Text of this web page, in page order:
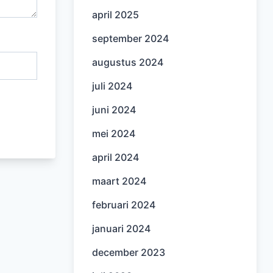
april 2025
september 2024
augustus 2024
juli 2024
juni 2024
mei 2024
april 2024
maart 2024
februari 2024
januari 2024
december 2023